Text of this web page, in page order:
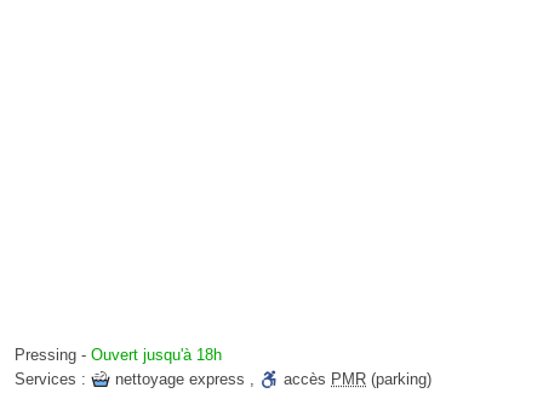
Pressing - Ouvert jusqu'à 18h
Services :
nettoyage express , accès PMR (parking)